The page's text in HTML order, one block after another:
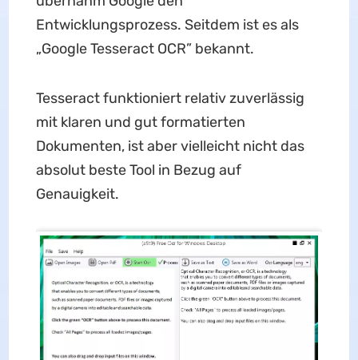
Entwicklungsprozess. Seitdem ist es als
„Google Tesseract OCR” bekannt.
Tesseract funktioniert relativ zuverlässig
mit klaren und gut formatierten
Dokumenten, ist aber vielleicht nicht das
absolut beste Tool in Bezug auf
Genauigkeit.